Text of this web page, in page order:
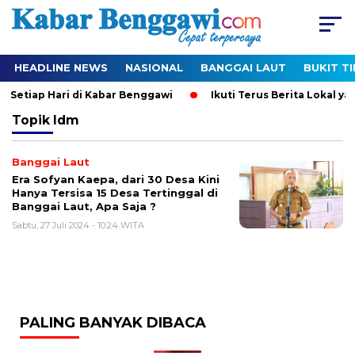
HEADLINE NEWS NASIONAL BANGGAI LAUT BUKIT
Hari di Kabar Benggawi Ikuti Terus Berita Lokal
Topik Idm
Banggai Laut
Era Sofyan Kaepa, dari 30 Desa Kini
Hanya Tersisa 15 Desa Tertinggal di
Banggai Laut, Apa Saja ?
Sabtu, 27 Juli 2024 - 10:24 WITA
PALING BANYAK DIBACA